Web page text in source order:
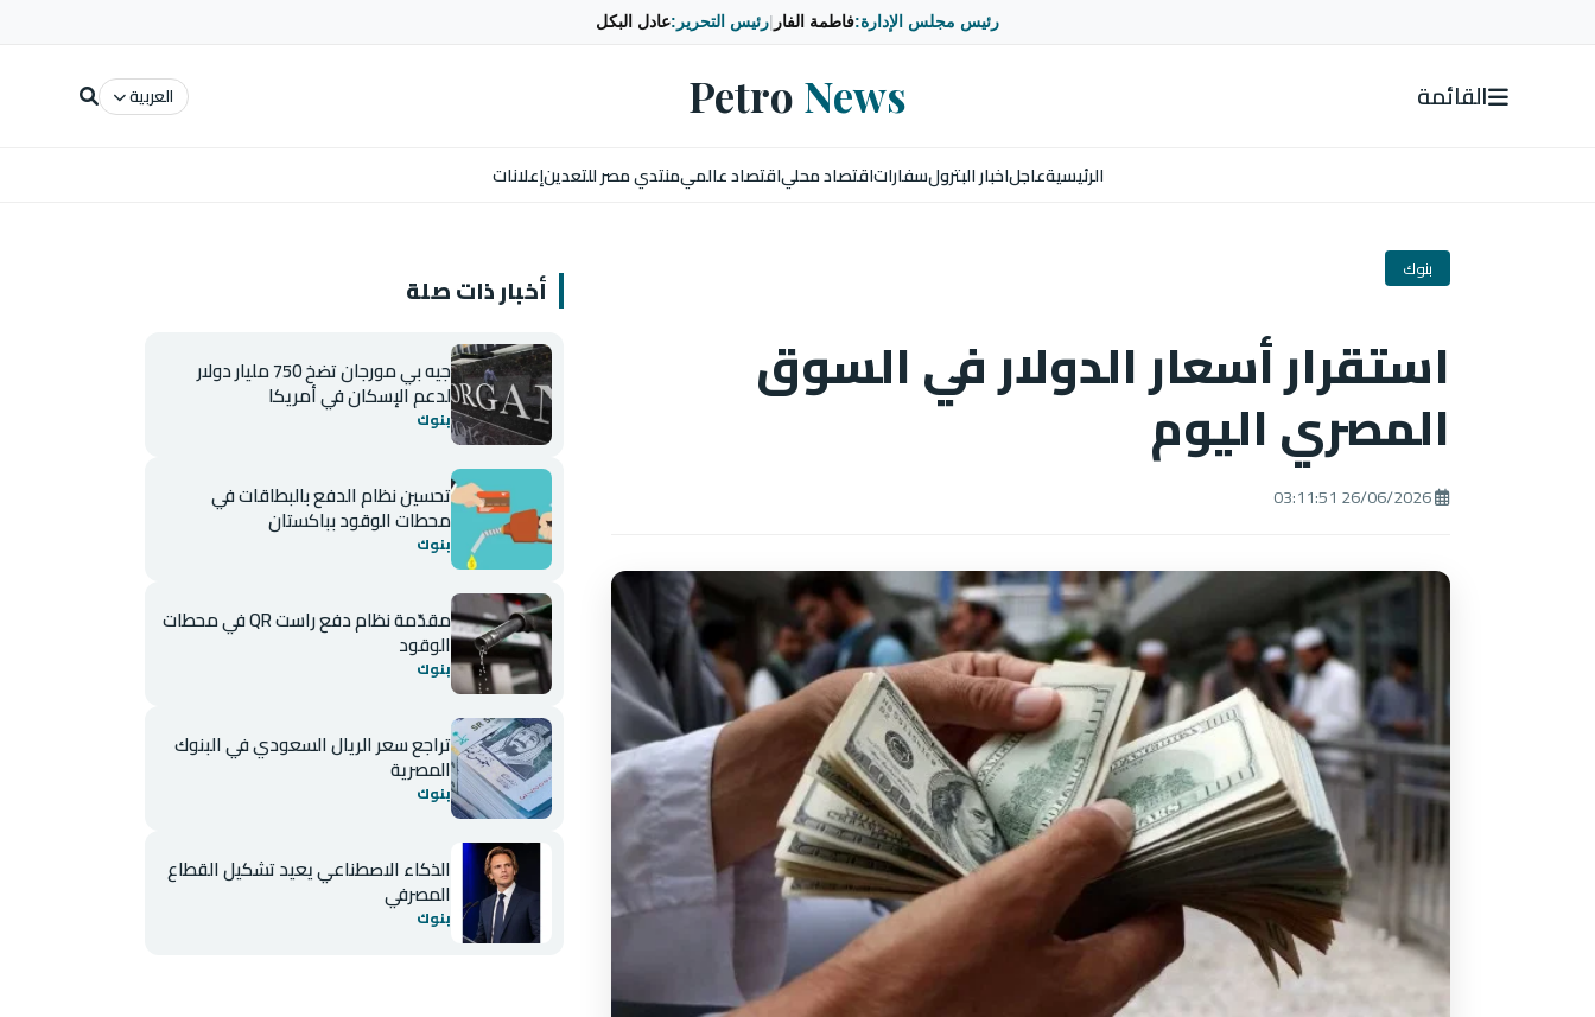
رئيس مجلس الإدارة:فاطمة الفار رئيس التحرير:عادل البكل
القائمة Petro News العربية
الرئيسيةعاجلاخبار البترولسفاراتاقتصاد محلياقتصاد عالميمنتدي مصر للتعدينإعلانات
بنوك
استقرار أسعار الدولار في السوق
المصري اليوم
أخبار ذات صلة
جيه بي مورجان تضخ 750 مليار دولار
لدعم الإسكان في أمريكا
بنوك
تحسين نظام الدفع بالبطاقات في
محطات الوقود بباكستان
بنوك
مقدّمة نظام دفع راست QR في محطات
الوقود
بنوك
تراجع سعر الريال السعودي في البنوك
المصرية
بنوك
الذكاء الاصطناعي يعيد تشكيل القطاع
المصرفي
بنوك